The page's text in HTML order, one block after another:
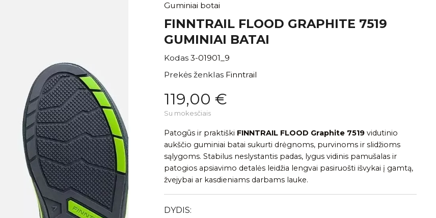
Guminiai botai
FINNTRAIL FLOOD GRAPHITE 7519
GUMINIAI BATAI
Kodas 3-01901_9
Prekės ženklas Finntrail
119,00 €
Su mokesčiais
Patogūs ir praktiški FINNTRAIL FLOOD Graphite 7519 vidutinio
aukščio guminiai batai sukurti drėgnoms, purvinoms ir slidžioms
sąlygoms. Stabilus neslystantis padas, lygus vidinis pamušalas ir
patogios apsiavimo detalės leidžia lengvai pasiruošti išvykai į gamtą,
žvejybai ar kasdieniams darbams lauke.
DYDIS: